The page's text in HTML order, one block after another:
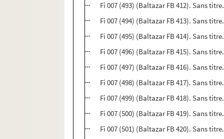
Fi 007 (493) (Baltazar FB 412). Sans
Fi 007 (494) (Baltazar FB 413). Sans
Fi 007 (495) (Baltazar FB 414). Sans
Fi 007 (496) (Baltazar FB 415). Sans
Fi 007 (497) (Baltazar FB 416). Sans
Fi 007 (498) (Baltazar FB 417). Sans
Fi 007 (499) (Baltazar FB 418). Sans
Fi 007 (500) (Baltazar FB 419). Sans
Fi 007 (501) (Baltazar FB 420). Sans